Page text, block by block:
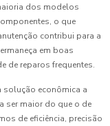
dos modelos
o que
contribui para a
em boas
de reparos frequentes.
solução econômica a
ser maior do que o de
de eficiência, precisão